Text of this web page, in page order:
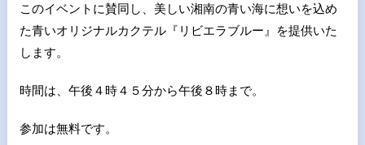
このイベントに賛同し、美しい湘南の青い海に想いを込め
た青いオリジナルカクテル『リビエラブルー』を提供いた
します。
時間は、午後４時４５分から午後８時まで。
参加は無料です。